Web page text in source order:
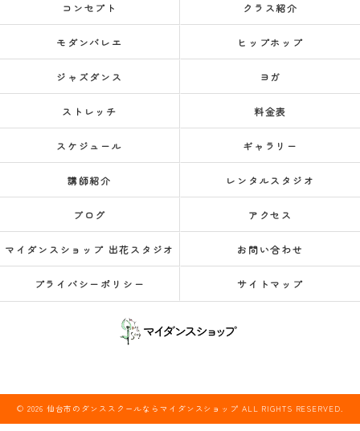
コンセプト クラス紹介
モダンバレエ ヒップホップ
ジャズダンス ヨガ
ストレッチ 料金表
スケジュール ギャラリー
講師紹介 レンタルスタジオ
ブログ アクセス
マイダンスショップ 出花スタジオ お問い合わせ
プライバシーポリシー サイトマップ
© 2026 仙台市のダンススクールならマイダンスショップ ALL RIGHTS RESERVED.